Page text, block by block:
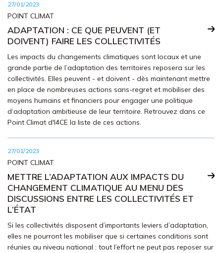
27/01/2023
POINT CLIMAT
ADAPTATION : CE QUE PEUVENT (ET
DOIVENT) FAIRE LES COLLECTIVITÉS
Les impacts du changements climatiques sont locaux et une
grande partie de l’adaptation des territoires reposera sur les
collectivités. Elles peuvent - et doivent - dès maintenant mettre
en place de nombreuses actions sans-regret et mobiliser des
moyens humains et financiers pour engager une politique
d’adaptation ambitieuse de leur territoire. Retrouvez dans ce
Point Climat d'I4CE la liste de ces actions.
27/01/2023
POINT CLIMAT
METTRE L’ADAPTATION AUX IMPACTS DU
CHANGEMENT CLIMATIQUE AU MENU DES
DISCUSSIONS ENTRE LES COLLECTIVITÉS ET
L’ÉTAT
Si les collectivités disposent d’importants leviers d’adaptation,
elles ne pourront les mobiliser que si certaines conditions sont
réunies au niveau national : tout l’effort ne peut pas reposer sur